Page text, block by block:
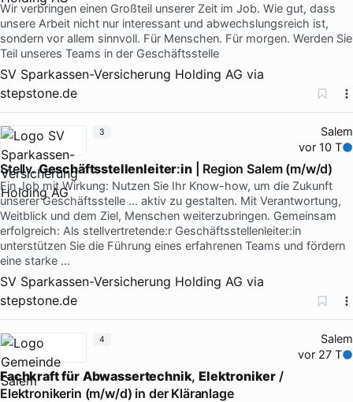
Wir verbringen einen Großteil unserer Zeit im Job. Wie gut, dass
unsere Arbeit nicht nur interessant und abwechslungsreich ist,
sondern vor allem sinnvoll. Für Menschen. Für morgen. Werden Sie
Teil unseres Teams in der Geschäftsstelle
SV Sparkassen-Versicherung Holding AG via
stepstone.de
Salem
vor 10 T
Stellv.Geschäftsstellenleiter:in| Region Salem (m/w/d)
Ein Job mit Wirkung: Nutzen Sie Ihr Know-how, um die Zukunft
unserer Geschäftsstelle ... aktiv zu gestalten. Mit Verantwortung,
Weitblick und dem Ziel, Menschen weiterzubringen. Gemeinsam
erfolgreich: Als stellvertretende:r Geschäftsstellenleiter:in
unterstützen Sie die Führung eines erfahrenen Teams und fördern
eine starke …
SV Sparkassen-Versicherung Holding AG via
stepstone.de
3
Salem
vor 27 T
Fachkraftfür Abwassertechnik,Elektroniker /
Elektronikerin (m/w/d) in der Kläranlage
4